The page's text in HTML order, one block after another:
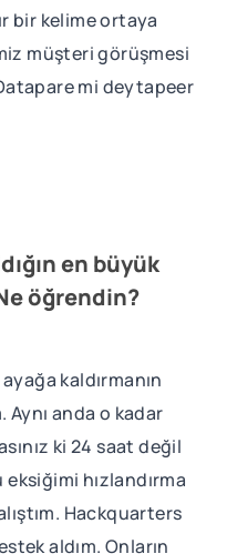
bir kelime ortaya
müşteri görüşmesi
mi deytapeer
en büyük
öğrendin?
kaldırmanın
anda o kadar
ki 24 saat değil
hızlandırma
Hackquarters
aldım. Onların